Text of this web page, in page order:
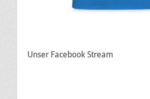
Unser Facebook Stream